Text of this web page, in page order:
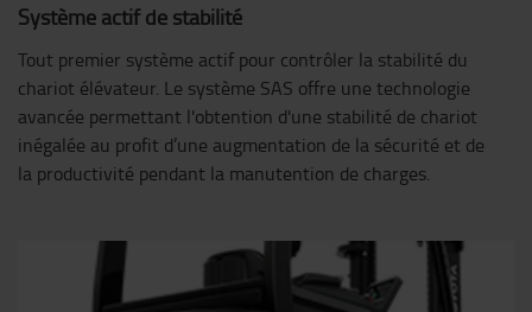
Système actif de stabilité
Tout premier système actif pour contrôler la stabilité du
chariot élévateur. Le système SAS offre une technologie
avancée permettant l'obtention d'une stabilité de chariot
inégalée au profit d’une augmentation de la sécurité et de
la productivité pendant la manutention de charges.